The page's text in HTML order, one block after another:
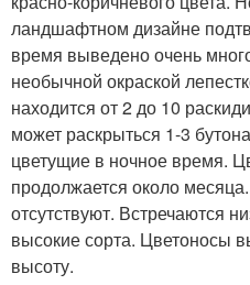
ландшафтном дизайне
время выведено очень
необычной окраской
находится от 2 до 10
может раскрыться 1-3
цветущие в ночное время.
продолжается около
отсутствуют. Встречаются
высокие сорта. Цветоносы
высоту.